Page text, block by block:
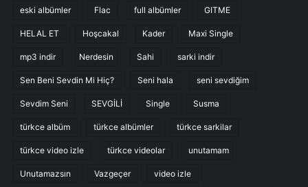
eski albümler Flac full albümler GITME
HELAL ET Hoşcakal Kader Maxi Single
mp3 indir Nerdesin Sahi sarki indir
Sen Beni Sevdin Mi Hiç? Seni hala seni sevdiğim
Sevdim Seni SEVGİLİ Single Susma
türkce albüm türkce albümler türkce sarkilar
türkce video izle türkce videolar unutamam
Unutamazsın Vazgeçer video izle